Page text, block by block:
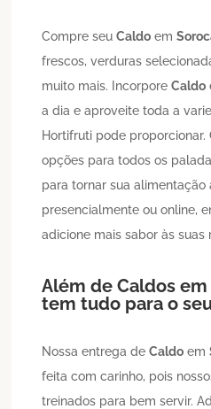
Compre seuCaldo em
frescos, verduras
muito mais. IncorporeCaldo
a dia e aproveite toda a
Hortifruti pode
opções para todos os
para tornar sua alimentação
presencialmente ou online,
adicione mais sabor às
Além deCaldos
tem tudo para o
Nossa entrega deCaldo em
feita com carinho, pois
treinados para bem servir.